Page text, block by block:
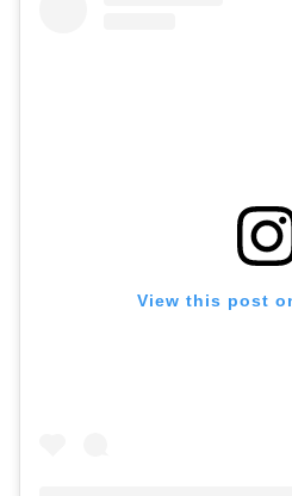
View this post